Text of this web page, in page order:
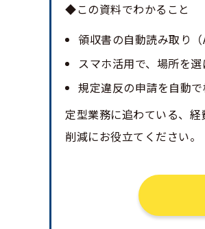
◆この資料でわかること
領収書の自動読み取り
スマホ活用で、場所を
規定違反の申請を自動
定型業務に追わている、
削減にお役立てください。